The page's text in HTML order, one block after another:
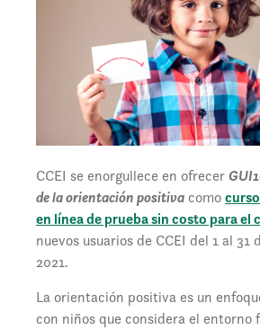
CCEI se enorgullece en ofrecer
de la orientación positiva como
en línea de prueba sin costo para
nuevos usuarios de CCEI del 1 al 31
2021.
La orientación positiva es un
con niños que considera el entorno